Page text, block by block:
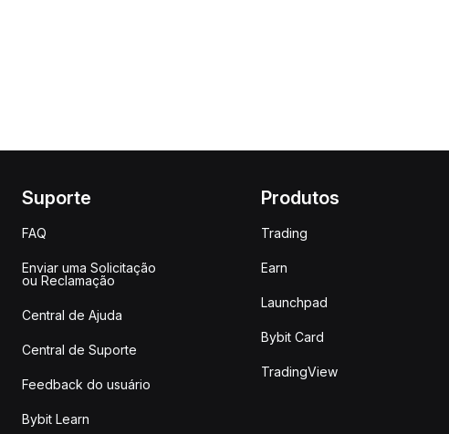
Suporte
FAQ
Enviar uma Solicitação
ou Reclamação
Central de Ajuda
Central de Suporte
Feedback do usuário
Bybit Learn
Produtos
Trading
Earn
Launchpad
Bybit Card
TradingView